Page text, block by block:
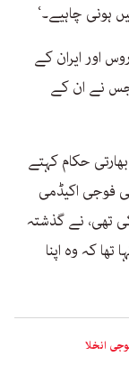
ہونی چاہیے۔‘
اور ایران کے
جس نے ان کے
حکام کہتے
بھارتی فوجی اکیڈمی
تھی، نے گذشتہ
کہ وہ اپنا
انخلا